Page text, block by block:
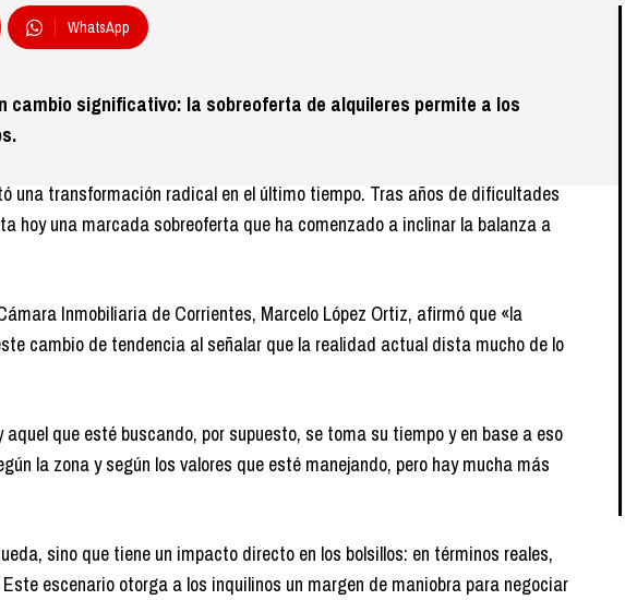
WhatsApp
cambio significativo: la sobreoferta de alquileres permite a los
una transformación radical en el último tiempo. Tras años de dificultades
hoy una marcada sobreoferta que ha comenzado a inclinar la balanza a
Inmobiliaria de Corrientes, Marcelo López Ortiz, afirmó que «la
cambio de tendencia al señalar que la realidad actual dista mucho de lo
que esté buscando, por supuesto, se toma su tiempo y en base a eso
la zona y según los valores que esté manejando, pero hay mucha más
sino que tiene un impacto directo en los bolsillos: en términos reales,
escenario otorga a los inquilinos un margen de maniobra para negociar